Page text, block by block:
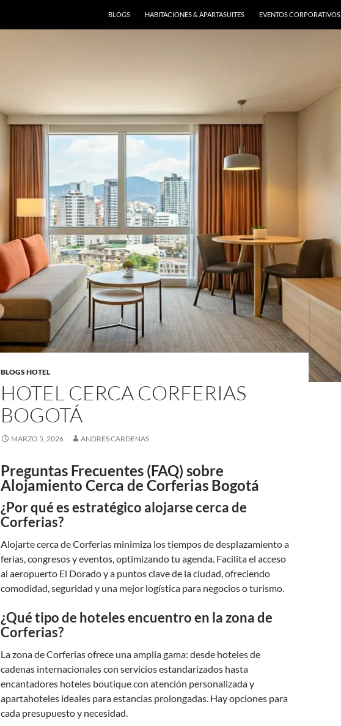
BLOGS HABITACIONES & APARTASUITES EVENTOS CORPORATIVOS
BLOGS HOTEL
HOTEL CERCA CORFERIAS
BOGOTÁ
MARZO 5, 2026 ANDRES CARDENAS
Preguntas Frecuentes (FAQ) sobre
Alojamiento Cerca de Corferias Bogotá
¿Por qué es estratégico alojarse cerca de
Corferias?
Alojarte cerca de Corferias minimiza los tiempos de desplazamiento a
ferias, congresos y eventos, optimizando tu agenda. Facilita el acceso
al aeropuerto El Dorado y a puntos clave de la ciudad, ofreciendo
comodidad, seguridad y una mejor logística para negocios o turismo.
¿Qué tipo de hoteles encuentro en la zona de
Corferias?
La zona de Corferias ofrece una amplia gama: desde hoteles de
cadenas internacionales con servicios estandarizados hasta
encantadores hoteles boutique con atención personalizada y
apartahoteles ideales para estancias prolongadas. Hay opciones para
cada presupuesto y necesidad.